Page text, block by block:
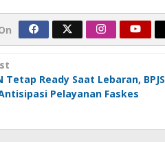
Tetap Ready Saat Lebaran, BPJS
Pelayanan Faskes